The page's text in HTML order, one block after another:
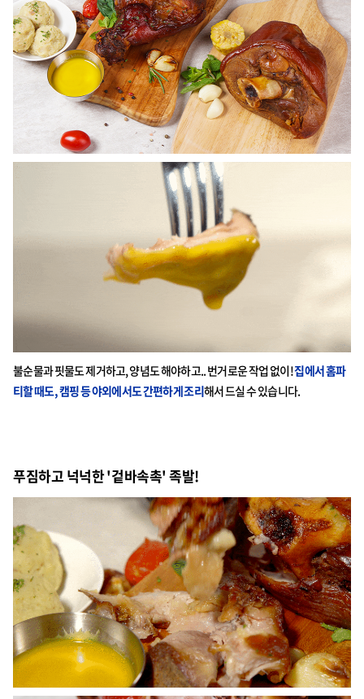
불순물과 핏물도 제거하고, 양념도 해야하고.. 번거로운 작업 없이!집에서 홈파
티할 때도, 캠핑 등 야외에서도 간편하게 조리해서 드실 수 있습니다.
푸짐하고 넉넉한 '겉바속촉' 족발!